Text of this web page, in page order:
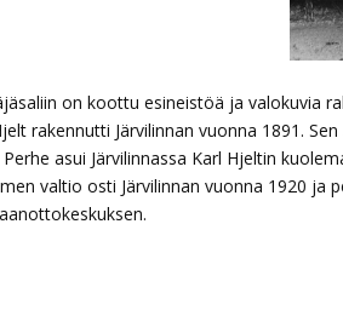
on koottu esineistöä ja valokuvia
rakennutti Järvilinnan vuonna 1891.
asui Järvilinnassa Karl Hjeltin
valtio osti Järvilinnan vuonna 1920 ja